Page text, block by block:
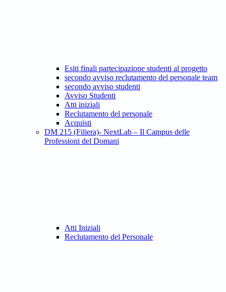
Esiti finali partecipazione studenti al progetto
secondo avviso reclutamento del personale team
secondo avviso studenti
Avviso Studenti
Atti iniziali
Reclutamento del personale
Acquisti
DM 215 (Filiera)- NextLab – Il Campus delle
Professioni del Domani
Atti Iniziali
Reclutamento del Personale